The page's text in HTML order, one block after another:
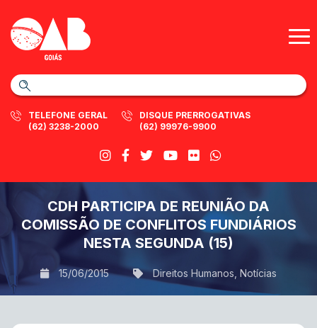
TELEFONE GERAL
(62) 3238-2000
DISQUE PRERROGATIVAS
(62) 99976-9900
CDH PARTICIPA DE REUNIÃO DA
COMISSÃO DE CONFLITOS FUNDIÁRIOS
NESTA SEGUNDA (15)
15/06/2015 Direitos Humanos Notícias